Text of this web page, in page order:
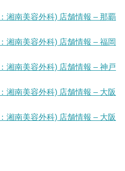
湘南美容外科) 店舗情報 – 那覇
湘南美容外科) 店舗情報 – 福岡
湘南美容外科) 店舗情報 – 神戸
湘南美容外科) 店舗情報 – 大阪
湘南美容外科) 店舗情報 – 大阪